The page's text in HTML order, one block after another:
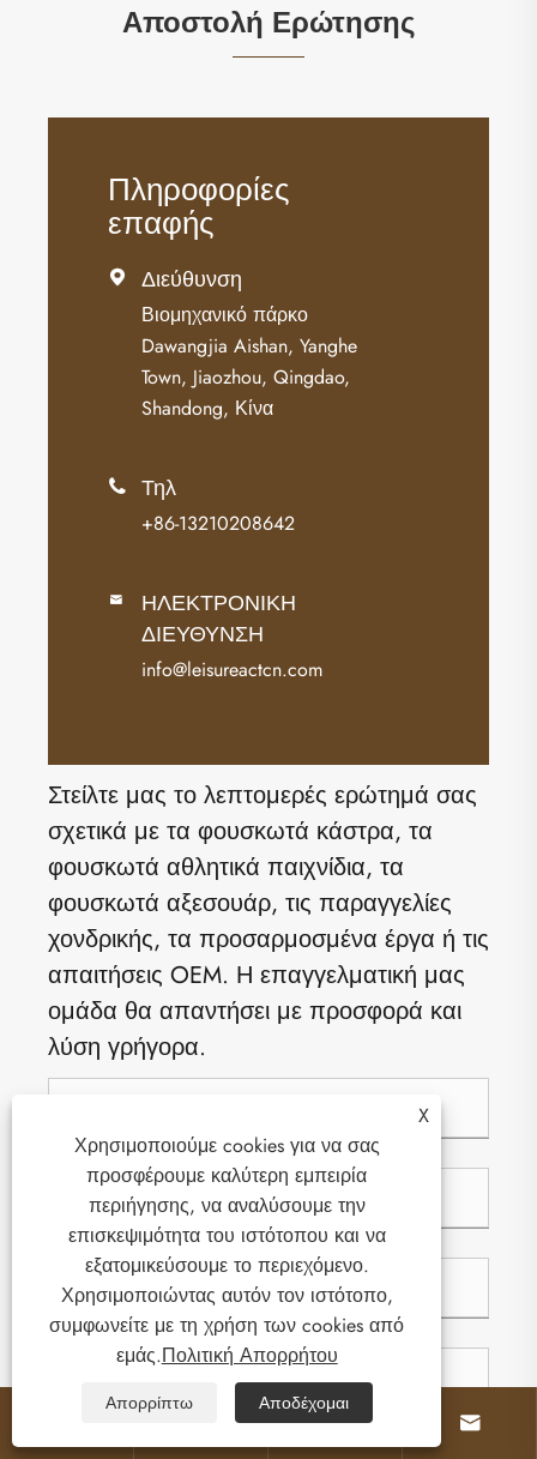
Αποστολή Ερώτησης
Πληροφορίες
επαφής
 Διεύθυνση
Βιομηχανικό πάρκο
Dawangjia Aishan, Yanghe
Town, Jiaozhou, Qingdao,
Shandong, Κίνα
 Τηλ
+86-13210208642

ΗΛΕΚΤΡΟΝΙΚΗ
ΔΙΕΥΘΥΝΣΗ
info@leisureactcn.com
Στείλτε μας το λεπτομερές ερώτημά σας
σχετικά με τα φουσκωτά κάστρα, τα
φουσκωτά αθλητικά παιχνίδια, τα
φουσκωτά αξεσουάρ, τις παραγγελίες
χονδρικής, τα προσαρμοσμένα έργα ή τις
απαιτήσεις OEM. Η επαγγελματική μας
ομάδα θα απαντήσει με προσφορά και
λύση γρήγορα.
 
X
Χρησιμοποιούμε cookies για να σας
προσφέρουμε καλύτερη εμπειρία
περιήγησης, να αναλύσουμε την
επισκεψιμότητα του ιστότοπου και να
εξατομικεύσουμε το περιεχόμενο.
Χρησιμοποιώντας αυτόν τον ιστότοπο,
συμφωνείτε με τη χρήση των cookies από
εμάς.Πολιτική Απορρήτου
Απορρίπτω Αποδέχομαι